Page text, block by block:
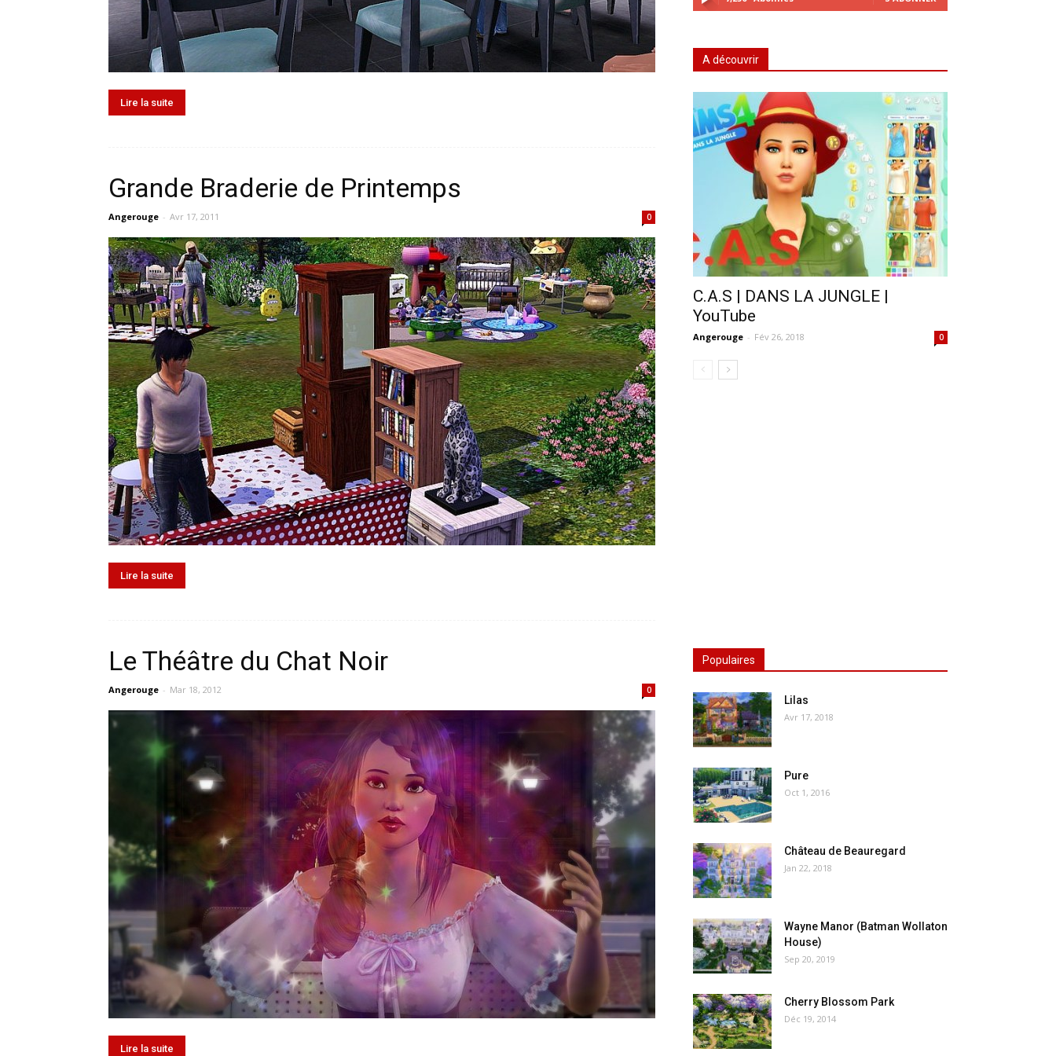
Lire la suite
Grande Braderie de Printemps
Angerouge - Avr 17, 2011 0
Lire la suite
Le Théâtre du Chat Noir
Angerouge - Mar 18, 2012 0
Lire la suite
A découvrir
C.A.S | DANS LA JUNGLE |
YouTube
Angerouge - Fév 26, 2018 0
Populaires
Lilas
Avr 17, 2018
Pure
Oct 1, 2016
Château de Beauregard
Jan 22, 2018
Wayne Manor (Batman Wollaton
House)
Sep 20, 2019
Cherry Blossom Park
Déc 19, 2014